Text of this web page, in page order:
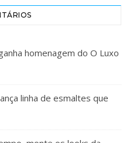
homenagem do O Luxo
linha de esmaltes que